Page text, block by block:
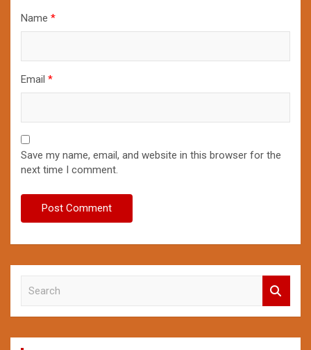
Name *
Email *
Save my name, email, and website in this browser for the
next time I comment.
c